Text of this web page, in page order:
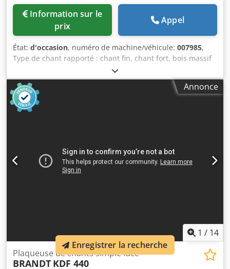
prix
Appel
État: d'occasion, numéro de machine/véhicule: 007985,
Type de chant rapporté : chant fin, chant fort, bois massif
Système adhésif : EVA Fraisage d'assemblage: oui Unité
multifonctionnelle : oui Vitesse d'avance max. : 18 m/min
Crjdpfox A Th Dex Am Uof Épaisseur maximale du panneau
: 60 mm Unités de travail : 7 non
Annonce
1 / 14
Plaqueuse de chants simple face
BRANDT KDF 440
Enregistrer la recherche